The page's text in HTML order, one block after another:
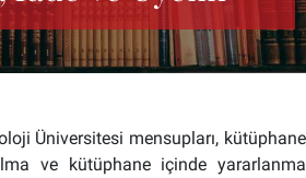
Üniversitesi mensupları, kütüphane
ve kütüphane içinde yararlanma